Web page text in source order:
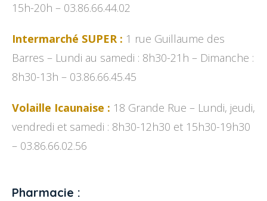
15h-20h – 03.86.66.44.02
Intermarché SUPER : 1 rue Guillaume des
Barres – Lundi au samedi : 8h30-21h – Dimanche :
8h30-13h – 03.86.66.45.45
Volaille Icaunaise : 18 Grande Rue – Lundi, jeudi,
vendredi et samedi : 8h30-12h30 et 15h30-19h30
– 03.86.66.02.56
Pharmacie :